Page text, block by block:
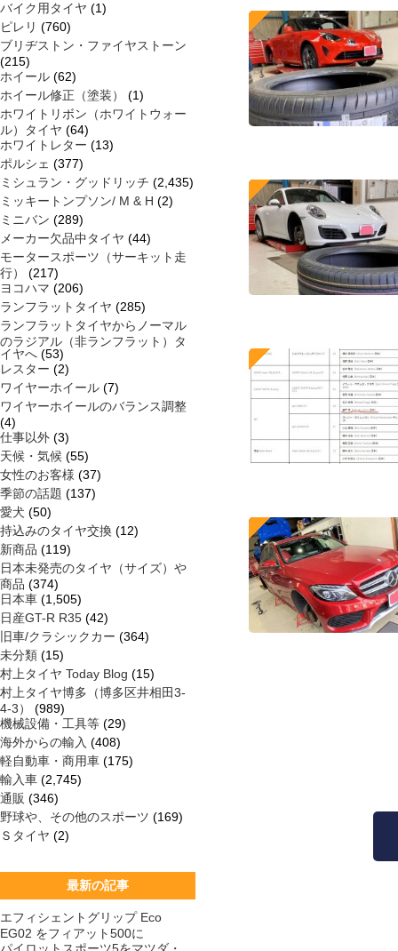
バイク用タイヤ (1)
ピレリ (760)
ブリヂストン・ファイヤストーン
(215)
ホイール (62)
ホイール修正（塗装）
(1)
ホワイトリボン（ホワイトウォー
ル）タイヤ (64)
ホワイトレター (13)
ポルシェ (377)
ミシュラン・グッドリッチ (2,435)
ミッキートンプソン/ M & H (2)
ミニバン (289)
メーカー欠品中タイヤ (44)
モータースポーツ（サーキット走
行）
(217)
ヨコハマ (206)
ランフラットタイヤ (285)
ランフラットタイヤからノーマル
のラジアル（非ランフラット）タ
イヤへ (53)
レスター (2)
ワイヤーホイール (7)
ワイヤーホイールのバランス調整
(4)
仕事以外 (3)
天候・気候 (55)
女性のお客様 (37)
季節の話題 (137)
愛犬 (50)
持込みのタイヤ交換 (12)
新商品 (119)
日本未発売のタイヤ（サイズ）や
商品 (374)
日本車 (1,505)
日産GT-R R35 (42)
旧車/クラシックカー (364)
未分類 (15)
村上タイヤ Today Blog (15)
村上タイヤ博多（博多区井相田3-
4-3）
(989)
機械設備・工具等 (29)
海外からの輸入 (408)
軽自動車・商用車 (175)
輸入車 (2,745)
通販 (346)
野球や、その他のスポーツ (169)
Ｓタイヤ (2)
最新の記事
エフィシェントグリップ Eco
EG02 をフィアット500に